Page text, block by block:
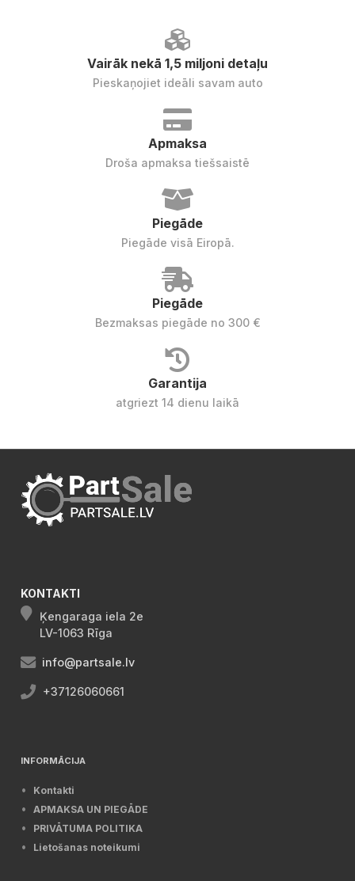
Vairāk nekā 1,5 miljoni detaļu
Pieskaņojiet ideāli savam auto
Apmaksa
Droša apmaksa tiešsaistē
Piegāde
Piegāde visā Eiropā.
Piegāde
Bezmaksas piegāde no 300 €
Garantija
atgriezt 14 dienu laikā
KONTAKTI
Ķengaraga iela 2e
LV-1063 Rīga
info@partsale.lv
+37126060661
INFORMĀCIJA
Kontakti
APMAKSA UN PIEGĀDE
PRIVĀTUMA POLITIKA
Lietošanas noteikumi